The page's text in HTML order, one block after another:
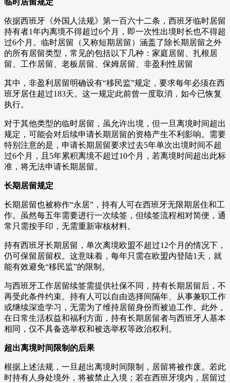
临时居留规定
依据西班牙《外国人法规》第一百六十二条，西班牙临时居留
持有者1年内离境不得超过6个月，即一次性出境时长也不得超
过6个月。临时居留（又称短期居留）涵盖了除长期居留之外
的所有居留类型，常见的包括以下几种：家庭居留、扎根居
留、工作居留、老板居留、保姆居留、非盈利性居留
其中，非盈利居留明确设有“移民监”规定，要求每年必须在西
班牙居住超过183天。这一规定此前曾一度取消，如今已恢复
执行。
对于其他类型的临时居留，虽允许出境，但一旦离境时间超出
规定，可能会对后续申请长期居留的资格产生不利影响。需要
特别注意的是，申请长期居留要求过去5年单次出境时间不超
过6个月，且5年累积离境不超过10个月，若离境时间超出此标
准，将无法申请长期居留。
长期居留规定
长期居留也被称作“永居”，持有人可在西班牙无限期居住和工
作。虽然每五年需要进行一次续签，但续签流程相对简便，通
常只需按手印，无需重新审核材料。
持有西班牙长期居留，单次离境欧盟不超过12个月的情况下，
仍可保留居留权。这意味着，每年只需在欧盟内登陆1天，就
能有效避免“移民监”的限制。
与西班牙工作居留续签需提供社保不同，持有长期居留后，不
再受此条件约束。持有人可以自由选择间隔年、从事兼职工作
或继续深造学习，无需为了维持居留身份而被迫工作。此外，
在日常生活权益和福利方面，持有长期居留者与西班牙人基本
相同，仅不具备选举权和被选举权等政治权利。
超出离境时间限制的后果
根据上述法规，一旦超出离境时间限制，居留将被作废。若此
时持有人身处境外，将被禁止入境；若在西班牙境内，居留过